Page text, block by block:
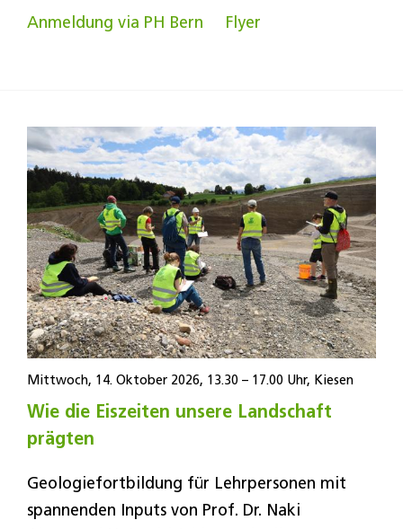
Anmeldung via PH Bern Flyer
Mittwoch, 14. Oktober 2026, 13.30 – 17.00 Uhr, Kiesen
Wie die Eiszeiten unsere Landschaft
prägten
Geologiefortbildung für Lehrpersonen mit
spannenden Inputs von Prof. Dr. Naki